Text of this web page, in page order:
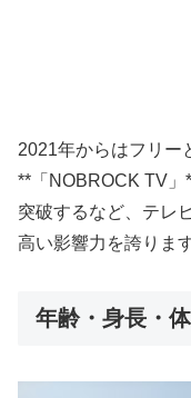
2021年からはフリー
**「NOBROCK TV
突破するなど、テレ
高い影響力を誇ります
年齢・身長・